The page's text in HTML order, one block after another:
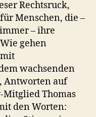
Rechtsruck,
Menschen, die –
– ihre
gehen
wachsenden
Antworten auf
Mitglied Thomas
den Worten: